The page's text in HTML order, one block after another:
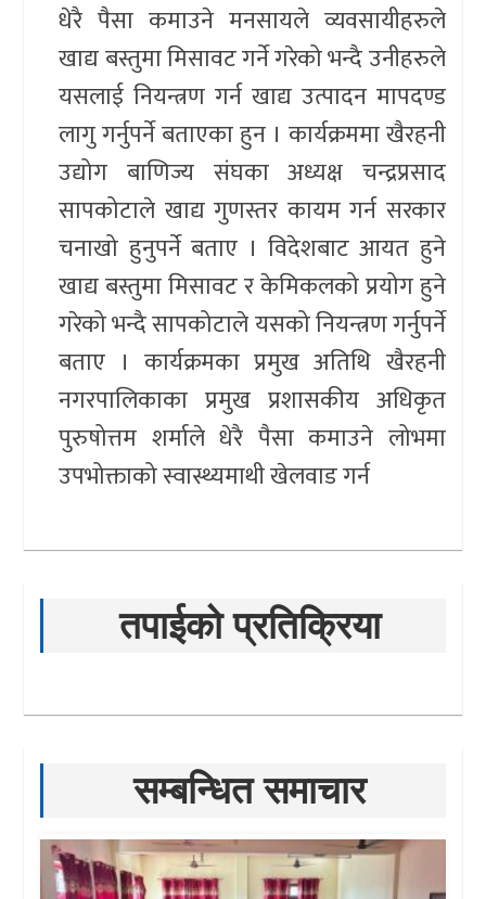
धेरै पैसा कमाउने मनसायले व्यवसायीहरुले
खाद्य बस्तुमा मिसावट गर्ने गरेको भन्दै उनीहरुले
यसलाई नियन्त्रण गर्न खाद्य उत्पादन मापदण्ड
लागु गर्नुपर्ने बताएका हुन । कार्यक्रममा खैरहनी
उद्योग बाणिज्य संघका अध्यक्ष चन्द्रप्रसाद
सापकोटाले खाद्य गुणस्तर कायम गर्न सरकार
चनाखो हुनुपर्ने बताए । विदेशबाट आयत हुने
खाद्य बस्तुमा मिसावट र केमिकलको प्रयोग हुने
गरेको भन्दै सापकोटाले यसको नियन्त्रण गर्नुपर्ने
बताए । कार्यक्रमका प्रमुख अतिथि खैरहनी
नगरपालिकाका प्रमुख प्रशासकीय अधिकृत
पुरुषोत्तम शर्माले धेरै पैसा कमाउने लोभमा
उपभोक्ताको स्वास्थ्यमाथी खेलवाड गर्न
तपाईको प्रतिक्रिया
सम्बन्धित समाचार